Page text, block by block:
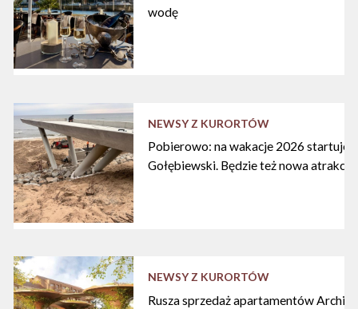
wodę
NEWSY Z KURORTÓW
Pobierowo: na wakacje 2026 startuje
Gołębiewski. Będzie też nowa atrakcja
NEWSY Z KURORTÓW
Rusza sprzedaż apartamentów